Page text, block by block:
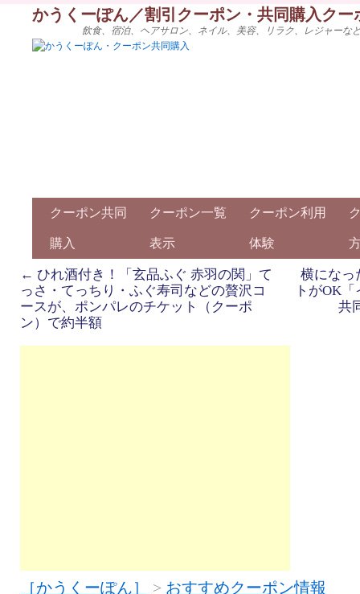
かうくーぽん／割引クーポン・共同購入ク
飲食、宿泊、ヘアサロン、ネイル、美容、リラク、レジャー
クーポン共同
購入
クーポン一覧
表示
クーポン利用
体験
← ひれ酒付き！「玄品ふぐ 赤羽の関」て
っさ・てっちり・ふぐ寿司などの贅沢コ
ースが、ポンパレのチケット（クーポ
ン）で約半額
横になっ
トがOK
共
［かうくーぽん］ > おすすめクーポン情報